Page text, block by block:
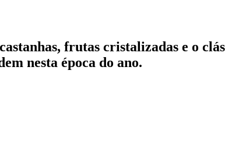
frutas cristalizadas e o
nesta época do ano.